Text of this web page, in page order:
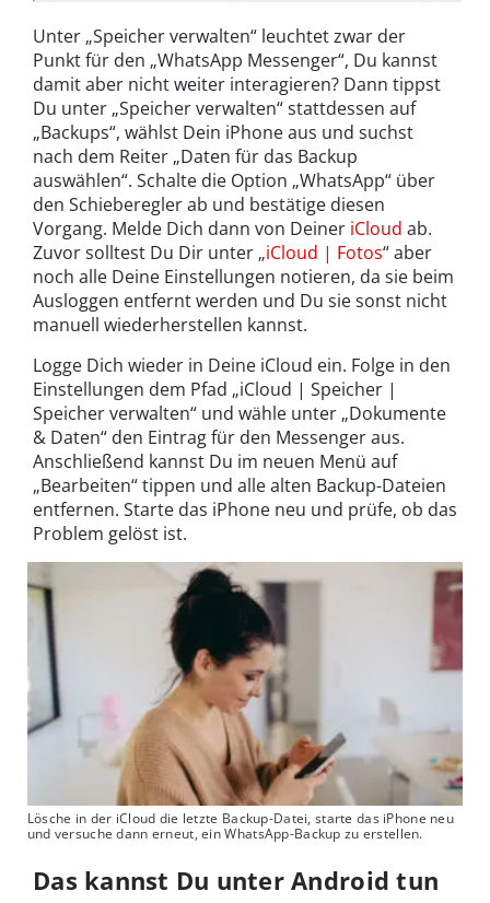
Unter „Speicher verwalten“ leuchtet zwar der
Punkt für den „WhatsApp Messenger“, Du kannst
damit aber nicht weiter interagieren? Dann tippst
Du unter „Speicher verwalten“ stattdessen auf
„Backups“, wählst Dein iPhone aus und suchst
nach dem Reiter „Daten für das Backup
auswählen“. Schalte die Option „WhatsApp“ über
den Schieberegler ab und bestätige diesen
Vorgang. Melde Dich dann von Deiner iCloud ab.
Zuvor solltest Du Dir unter „iCloud | Fotos“ aber
noch alle Deine Einstellungen notieren, da sie beim
Ausloggen entfernt werden und Du sie sonst nicht
manuell wiederherstellen kannst.
Logge Dich wieder in Deine iCloud ein. Folge in den
Einstellungen dem Pfad „iCloud | Speicher |
Speicher verwalten“ und wähle unter „Dokumente
& Daten“ den Eintrag für den Messenger aus.
Anschließend kannst Du im neuen Menü auf
„Bearbeiten“ tippen und alle alten Backup-Dateien
entfernen. Starte das iPhone neu und prüfe, ob das
Problem gelöst ist.
Lösche in der iCloud die letzte Backup-Datei, starte das iPhone neu
und versuche dann erneut, ein WhatsApp-Backup zu erstellen.
Das kannst Du unter Android tun